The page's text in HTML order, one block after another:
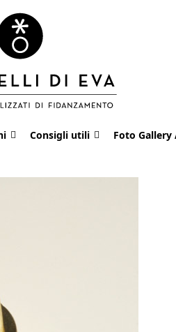
Consigli utili Foto Gallery